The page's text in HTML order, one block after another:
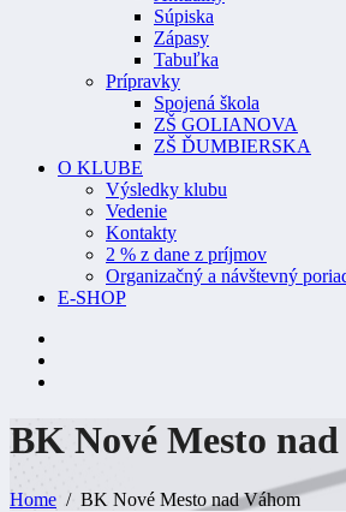
Súpiska
Zápasy
Tabuľka
Prípravky
Spojená škola
ZŠ GOLIANOVA
ZŠ ĎUMBIERSKA
O KLUBE
Výsledky klubu
Vedenie
Kontakty
2 % z dane z príjmov
Organizačný a návštevný
E-SHOP
BK Nové Mesto nad
Home BK Nové Mesto nad Váhom